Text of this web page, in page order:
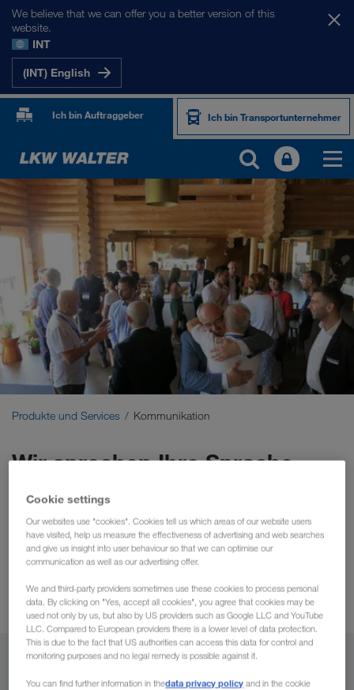
We believe that we can offer you a better version of this
website.
INT
(INT) English
Ich bin Auftraggeber Ich bin Transportunternehmer
PRODUKTE UND SERVICES
Straßentransport
Digitale Lösungen
Kombinierter Verkehr
Nachhaltige Transporte
Produkte und Services Kommunikation
Wir sprechen Ihre Sprache
LKW WALTER legt großen Wert auf persönliche und direkte
Kommunikation. Das heißt, wir kümmern uns um alle
Belange, die es für eine einfache, effiziente und somit
erfolgreiche Zusammenarbeit braucht. Aus der
resultieren zahlreiche Vorteile für Sie.
Einfach easy
Cookie settings
Our websites use "cookies". Cookies tell us which areas of our website users
have visited, help us measure the effectiveness of advertising and web searches
and give us insight into user behaviour so that we can optimise our
communication as well as our advertising offer.
We and third-party providers sometimes use these cookies to process personal
data. By clicking on "Yes, accept all cookies", you agree that cookies may be
used not only by us, but also by US providers such as Google LLC and YouTube
LLC. Compared to European providers there is a lower level of data protection.
This is due to the fact that US authorities can access this data for control and
monitoring purposes and no legal remedy is possible against it.
You can find further information in thedata privacy policy and in the cookie